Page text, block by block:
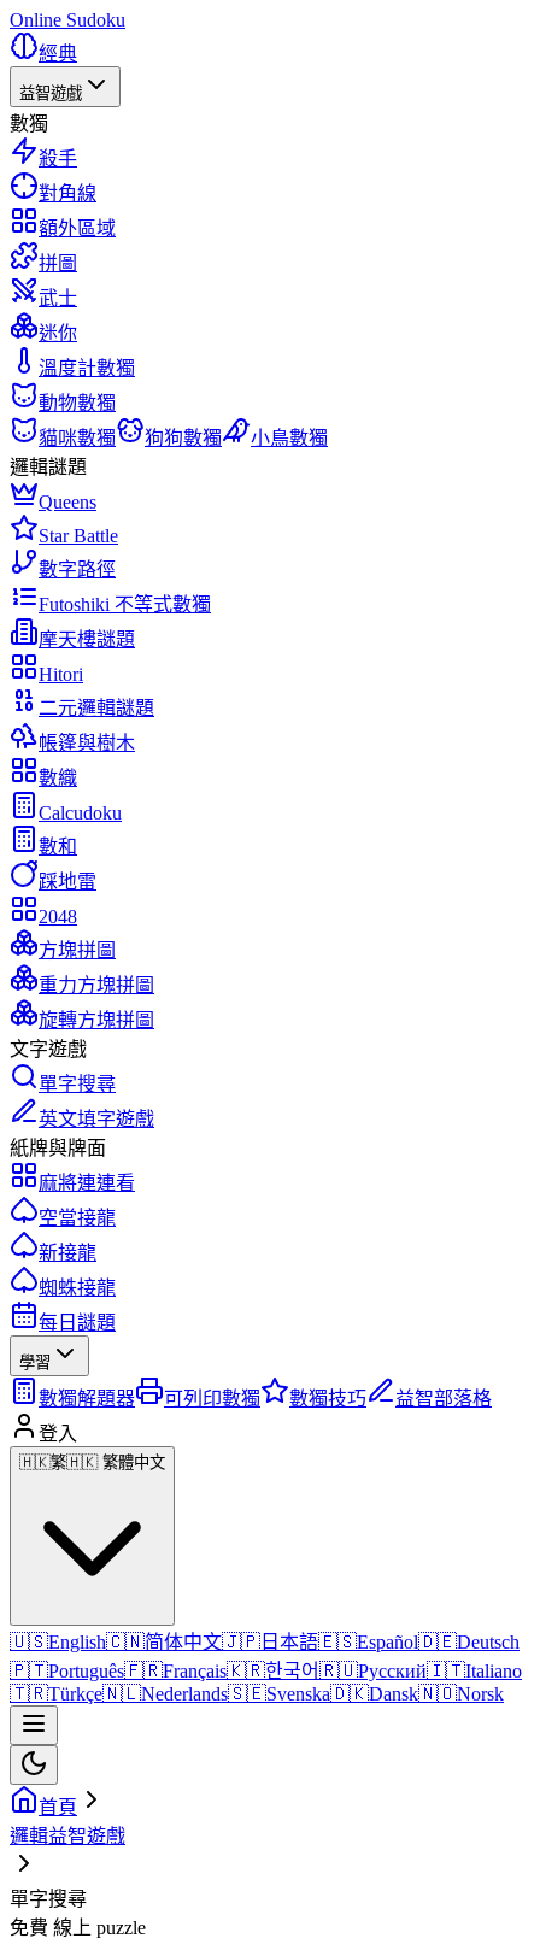
Online Sudoku
經典
益智遊戲
數獨
殺手
對角線
額外區域
拼圖
武士
迷你
溫度計數獨
動物數獨
貓咪數獨
狗狗數獨
小鳥數獨
邏輯謎題
Queens
Star Battle
數字路徑
Futoshiki 不等式數獨
摩天樓謎題
Hitori
二元邏輯謎題
帳篷與樹木
數織
Calcudoku
數和
踩地雷
2048
方塊拼圖
重力方塊拼圖
旋轉方塊拼圖
文字遊戲
單字搜尋
英文填字遊戲
紙牌與牌面
麻將連連看
空當接龍
新接龍
蜘蛛接龍
每日謎題
學習
數獨解題器 可列印數獨 數獨技巧
益智部落格
登入
🇭🇰繁🇭🇰 繁體中文
🇺🇸English🇨🇳简体中文🇯🇵 日本語🇪🇸Español🇩🇪Deutsch
🇵🇹Português🇫🇷Français🇰🇷한국어🇷🇺Русский🇮🇹Italiano
🇹🇷Türkçe🇳🇱Nederlands🇸🇪Svenska🇩🇰Dansk🇳🇴Norsk
首頁
邏輯益智遊戲
單字搜尋
免費 線上 puzzle